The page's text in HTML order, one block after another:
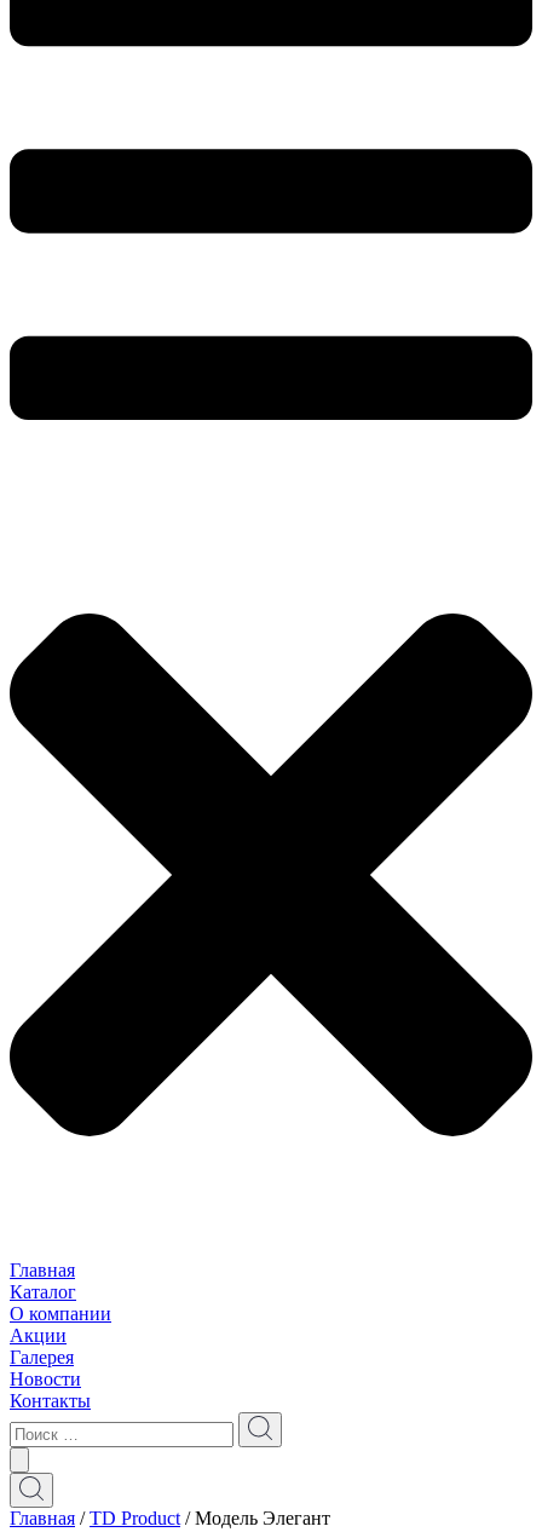
Главная
Каталог
О компании
Акции
Галерея
Новости
Контакты
Главная /TD Product/ Модель Элегант